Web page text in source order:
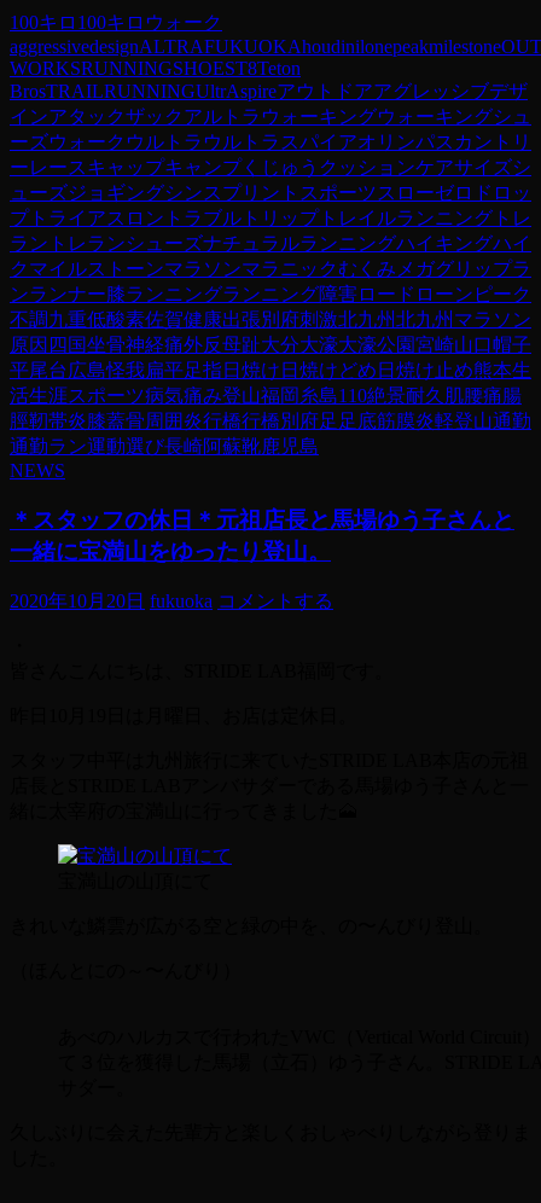
100キロ 100キロウォーク
aggressivedesignALTRAFUKUOKAhoudinilonepeakmilestone
WORKSRUNNINGSHOEST8Teton
BrosTRAILRUNNINGUltrAspireアウトドアアグレッシブデザ
インアタックザック アルトラ ウォーキングウォーキングシュ
ーズウォーク ウルトラ ウルトラスパイアオリンパス カントリ
ーレースキャップキャンプくじゅう クッションケアサイズシ
ューズジョギングシンスプリント スポーツスローゼロドロッ
プトライアスロン トラブル トリップトレイルランニング トレ
ラン トレランシューズナチュラルランニングハイキングハイ
ク マイルストーンマラソンマラニックむくみ メガグリップラ
ンランナー膝ランニングランニング障害ロード ローンピーク
不調九重低酸素佐賀健康出張別府刺激北九州北九州マラソン
原因 四国坐骨神経痛外反母趾大分大濠大濠公園宮崎山口帽子
平尾台 広島怪我扁平足指日焼け 日焼けどめ 日焼け止め熊本生
活生涯スポーツ病気痛み登山福岡 糸島110絶景耐久 肌腰痛腸
脛靭帯炎膝蓋骨周囲炎行橋行橋別府足 足底筋膜炎軽登山通勤
通勤ラン運動選び長崎阿蘇靴鹿児島
NEWS
＊スタッフの休日＊元祖店長と馬場ゆう子さんと
一緒に宝満山をゆったり登山。
2020年10月20日 fukuoka コメントする